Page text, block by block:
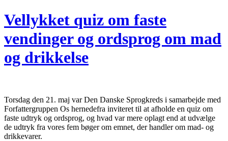
Vellykket quiz om faste
vendinger og ordsprog om mad
og drikkelse
Torsdag den 21. maj var Den Danske Sprogkreds i samarbejde med
Forfattergruppen Os hernedefra inviteret til at afholde en quiz om
faste udtryk og ordsprog, og hvad var mere oplagt end at udvælge
de udtryk fra vores fem bøger om emnet, der handler om mad- og
drikkevarer.